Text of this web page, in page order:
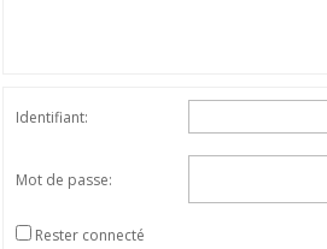
Identifiant:
Mot de passe:
Rester connecté